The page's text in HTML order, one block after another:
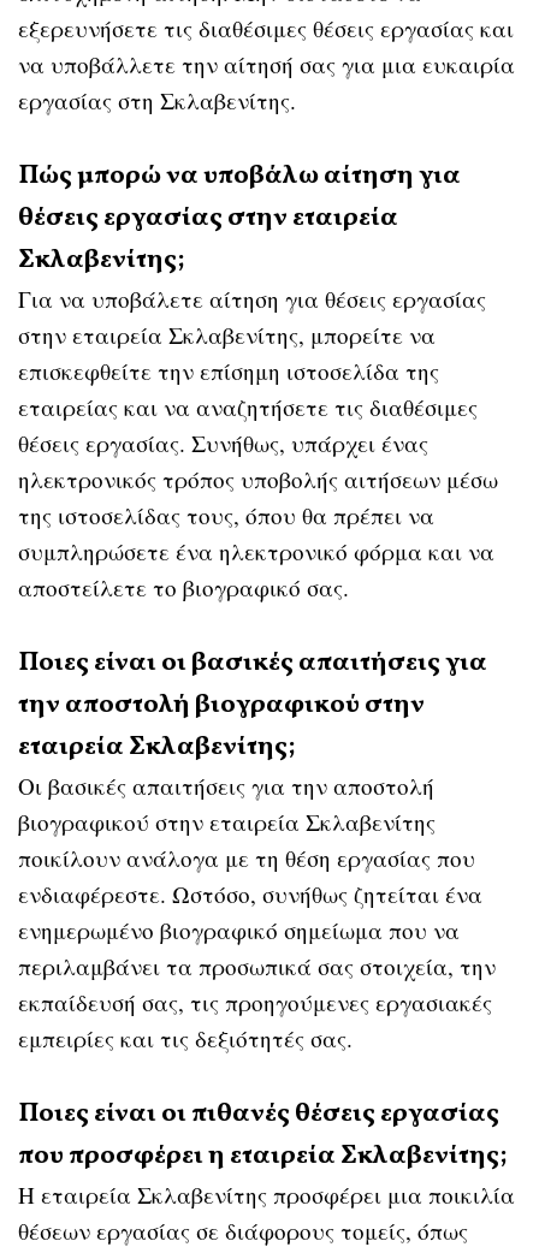
εξερευνήσετε τις διαθέσιμες θέσεις εργασίας και
να υποβάλλετε την αίτησή σας για μια ευκαιρία
εργασίας στη Σκλαβενίτης.
Πώς μπορώ να υποβάλω αίτηση για
θέσεις εργασίας στην εταιρεία
Σκλαβενίτης;
Για να υποβάλετε αίτηση για θέσεις εργασίας
στην εταιρεία Σκλαβενίτης, μπορείτε να
επισκεφθείτε την επίσημη ιστοσελίδα της
εταιρείας και να αναζητήσετε τις διαθέσιμες
θέσεις εργασίας. Συνήθως, υπάρχει ένας
ηλεκτρονικός τρόπος υποβολής αιτήσεων μέσω
της ιστοσελίδας τους, όπου θα πρέπει να
συμπληρώσετε ένα ηλεκτρονικό φόρμα και να
αποστείλετε το βιογραφικό σας.
Ποιες είναι οι βασικές απαιτήσεις για
την αποστολή βιογραφικού στην
εταιρεία Σκλαβενίτης;
Οι βασικές απαιτήσεις για την αποστολή
βιογραφικού στην εταιρεία Σκλαβενίτης
ποικίλουν ανάλογα με τη θέση εργασίας που
ενδιαφέρεστε. Ωστόσο, συνήθως ζητείται ένα
ενημερωμένο βιογραφικό σημείωμα που να
περιλαμβάνει τα προσωπικά σας στοιχεία, την
εκπαίδευσή σας, τις προηγούμενες εργασιακές
εμπειρίες και τις δεξιότητές σας.
Ποιες είναι οι πιθανές θέσεις εργασίας
που προσφέρει η εταιρεία Σκλαβενίτης;
Η εταιρεία Σκλαβενίτης προσφέρει μια ποικιλία
θέσεων εργασίας σε διάφορους τομείς, όπως